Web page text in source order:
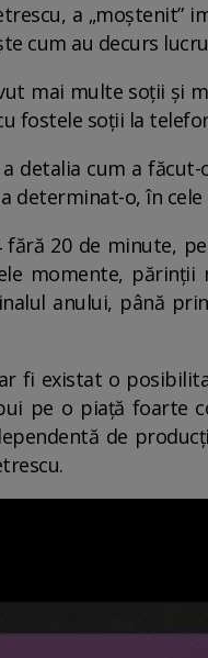
a „moștenit”
cum au decurs
mai multe soții și
fostele soții la
detalia cum a
determinat-o, în
fără 20 de minute,
momente,
anului, până
fi existat o
pe o piață foarte
de